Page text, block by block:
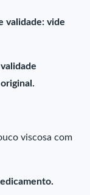
validade: vide
viscosa com